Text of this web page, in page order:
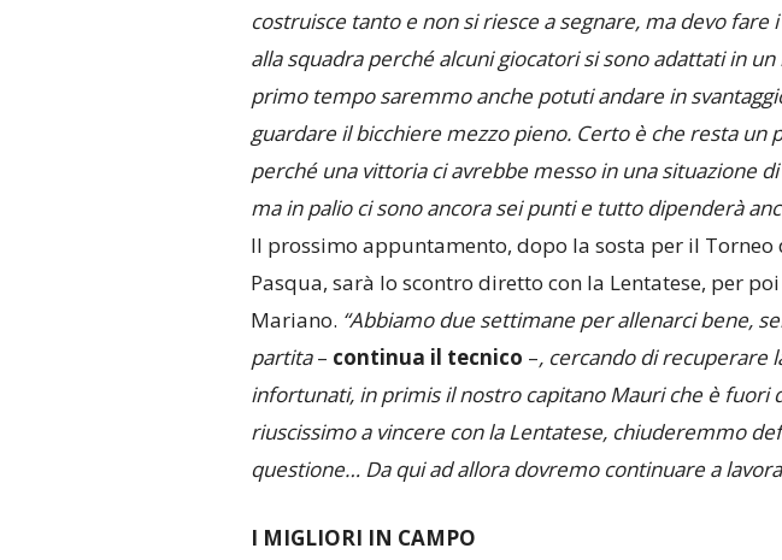
costruisce tanto e non si riesce a segnare, ma devo
alla squadra perché alcuni giocatori si sono adattati in
primo tempo saremmo anche potuti andare in
guardare il bicchiere mezzo pieno. Certo è che resta un
perché una vittoria ci avrebbe messo in una situazione
ma in palio ci sono ancora sei punti e tutto dipenderà
Il prossimo appuntamento, dopo la sosta per il Torneo
Pasqua, sarà lo scontro diretto con la Lentatese, per
Mariano. “Abbiamo due settimane per allenarci bene,
partita– continua il tecnico –, cercando di recuperare
infortunati, in primis il nostro capitano Mauri che è fuori
riuscissimo a vincere con la Lentatese, chiuderemmo
questione… Da qui ad allora dovremo continuare a
I MIGLIORI IN CAMPO